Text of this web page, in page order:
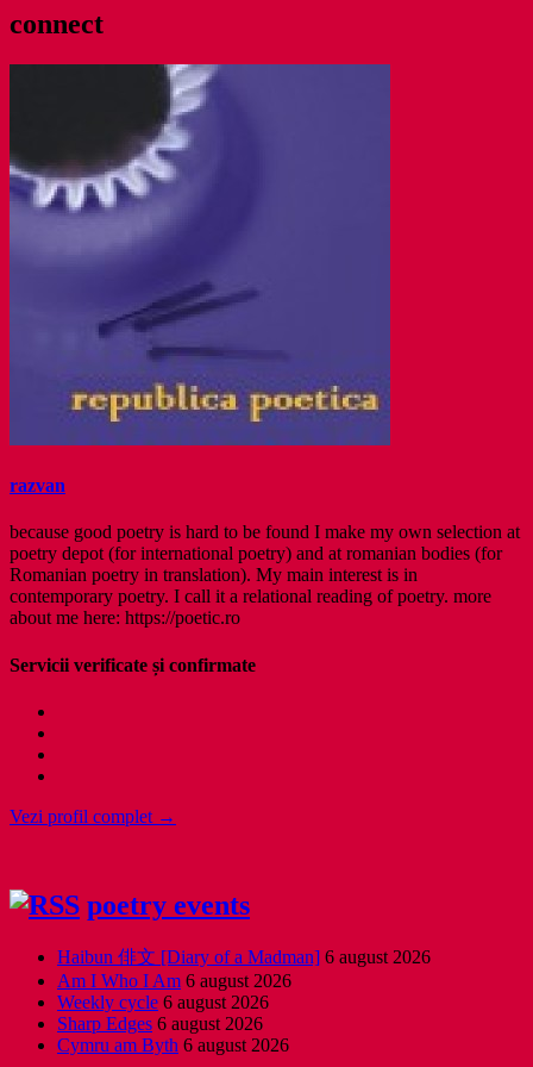
connect
razvan
because good poetry is hard to be found I make my own selection at
poetry depot (for international poetry) and at romanian bodies (for
Romanian poetry in translation). My main interest is in
contemporary poetry. I call it a relational reading of poetry. more
about me here: https://poetic.ro
Servicii verificate și confirmate
Vezi profil complet →
poetry events
Haibun 俳文 [Diary of a Madman] 6 august 2026
Am I Who I Am 6 august 2026
Weekly cycle 6 august 2026
Sharp Edges 6 august 2026
Cymru am Byth 6 august 2026